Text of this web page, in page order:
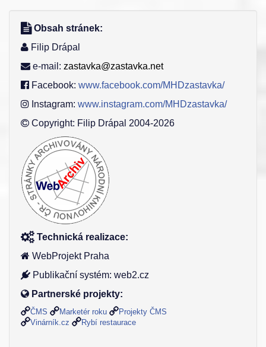
Obsah stránek:
Filip Drápal
e-mail: zastavka@zastavka.net
Facebook: www.facebook.com/MHDzastavka/
Instagram: www.instagram.com/MHDzastavka/
Copyright: Filip Drápal 2004-2026
Technická realizace:
WebProjekt Praha
Publikační systém: web2.cz
Partnerské projekty:
ČMS Marketér roku
Projekty ČMS
Vinárník.cz
Rybí restaurace